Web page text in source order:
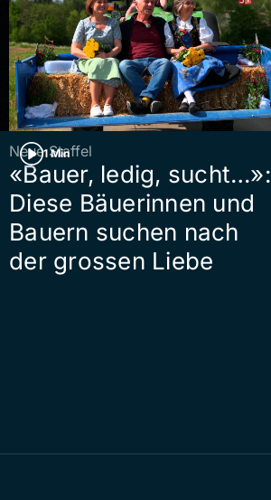
1 Min
Neue Staffel
«Bauer, ledig, sucht…»:
Diese Bäuerinnen und
Bauern suchen nach
der grossen Liebe